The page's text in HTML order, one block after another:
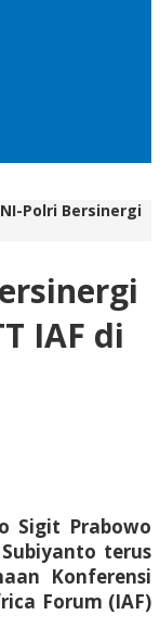
Polri Bersinergi
IAF di
Sigit Prabowo
terus
Konferensi
Forum (IAF)